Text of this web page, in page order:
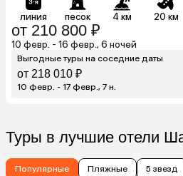
линия песок 4 км 20 км
от 210 800 ₽
10 февр. - 16 февр., 6 ночей
Выгодные туры на соседние даты
от 218 010 ₽
10 февр. - 17 февр., 7 н.
Туры в лучшие отели
Популярные Пляжные 5 звезд